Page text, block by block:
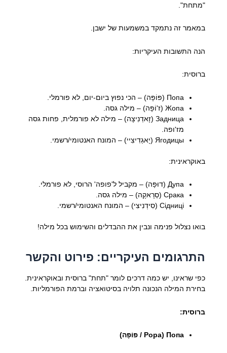
"מתחת".
במאמר זה נתמקד במשמעות של ישבן.
הנה התשובות העיקריות:
ברוסית:
Попа (פּוֹפָּה) – הכי נפוץ ביום-יום, לא פורמלי.
Жопа (ז'וֹפָּה) – מילה גסה.
Задница (זָאדְנִיצָה) – מילה לא פורמלית, פחות גסה
מז'ופה.
Ягодицы (יָאגַדִיצִיי) – המונח האנטומי/רשמי.
באוקראינית:
Дупа (דוּפָּה) – מקביל ל'פופה' הרוסי, לא פורמלי.
Срака (סְרָאקָה) – מילה גסה.
Сідниці (סִידְנִיצִי) – המונח האנטומי/רשמי.
בואו נצלול פנימה ונבין את ההבדלים והשימוש בכל מילה!
התרגומים העיקריים: פירוט והקשר
כפי שראינו, יש כמה דרכים לומר "תחת" ברוסית ובאוקראינית.
בחירת המילה הנכונה תלויה בסיטואציה וברמת הפורמליות.
ברוסית:
Попа (Popa / פּוֹפָּה)